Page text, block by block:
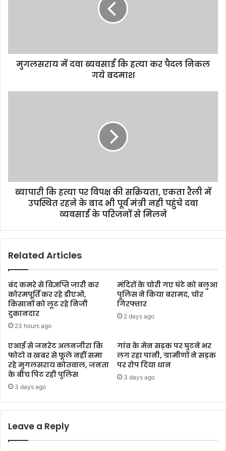
मुगलसराय में दवा ब्यवसाई कि हत्या कर पैदल निकल
गये बदमाश
ब्यापारी कि हत्या पर विपक्ष की सक्रियता, एकता रैली में
उपस्थित रहने के बाद भी पूर्व मंत्री नही पहुंचे दवा
व्यवसाई के परिजनों से मिलने
Related Articles
बंद कमरे से विज्ञप्ति जारी कर
कोरमपूर्ति कर रहे डीएओ,
किसानों को लूट रहे निजी
दुकानदार
23 hours ago
मंदिरों के चोरी गए घंटे को बलुआ
पुलिस ने किया बरामद, चोर
गिरफ्तार
2 days ago
एआई से जनरेट अलनजीरा कि
फोटो व खबर से फूले नहीं समा
रहे मुगलसराय कोतवाल, जनता
के बीच पिट रही पुलिस
3 days ago
गांव के मेन सड़क पर घुटने भर
लग रहा पानी, ग्रामीणों ने सड़क
पर रोप दिया धान
3 days ago
Leave a Reply